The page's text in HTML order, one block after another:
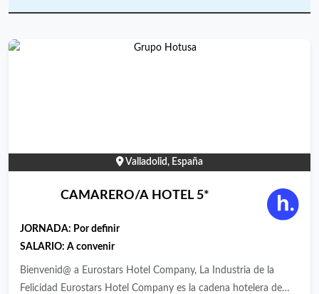
Valladolid, España
CAMARERO/A HOTEL 5*
JORNADA: Por definir
SALARIO: A convenir
Bienvenid@ a Eurostars Hotel Company, La Industria de la
Felicidad Eurostars Hotel Company es la cadena hotelera de